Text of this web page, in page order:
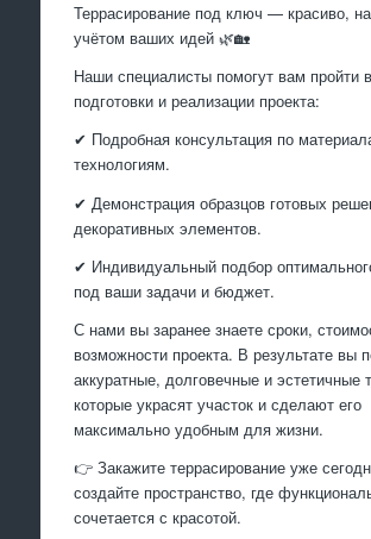
Террасирование под ключ — красиво,
учётом ваших идей 🌿🏡
Наши специалисты помогут вам пройти
подготовки и реализации проекта:
✔ Подробная консультация по
технологиям.
✔ Демонстрация образцов готовых
декоративных элементов.
✔ Индивидуальный подбор
под ваши задачи и бюджет.
С нами вы заранее знаете сроки,
возможности проекта. В результате вы
аккуратные, долговечные и эстетичные
которые украсят участок и сделают его
максимально удобным для жизни.
👉 Закажите террасирование уже
создайте пространство, где
сочетается с красотой.